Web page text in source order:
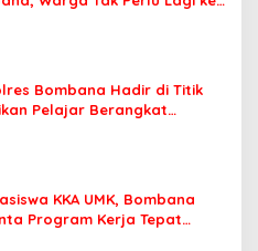
Bombana Hadir di Titik
Pelajar Berangkat
KKA UMK, Bombana
Program Kerja Tepat